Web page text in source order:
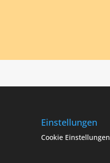
Einstellungen
Cookie Einstellungen